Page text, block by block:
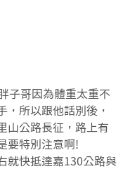
子哥因為體重太重不
，所以跟他話別後，
山公路長征，路上有
要特別注意啊!
就快抵達嘉130公路與